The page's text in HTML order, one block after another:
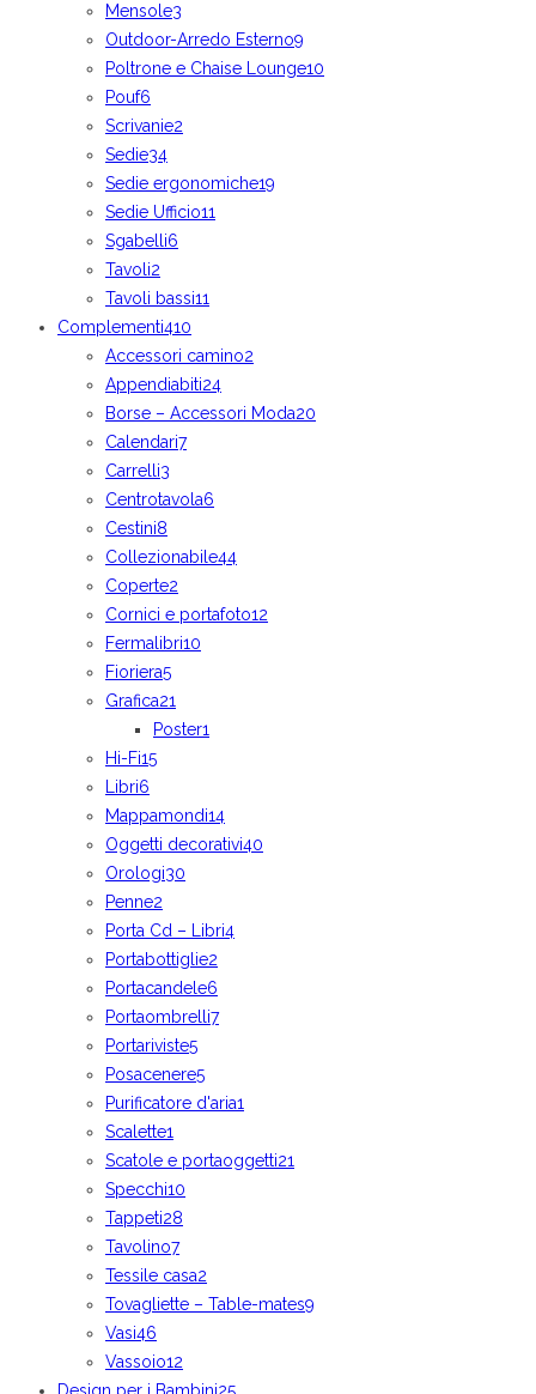
Mensole3
Outdoor-Arredo Esterno9
Poltrone e Chaise Lounge10
Pouf6
Scrivanie2
Sedie34
Sedie ergonomiche19
Sedie Ufficio11
Sgabelli6
Tavoli2
Tavoli bassi11
Complementi410
Accessori camino2
Appendiabiti24
Borse – Accessori Moda20
Calendari7
Carrelli3
Centrotavola6
Cestini8
Collezionabile44
Coperte2
Cornici e portafoto12
Fermalibri10
Fioriera5
Grafica21
Poster1
Hi-Fi15
Libri6
Mappamondi14
Oggetti decorativi40
Orologi30
Penne2
Porta Cd – Libri4
Portabottiglie2
Portacandele6
Portaombrelli7
Portariviste5
Posacenere5
Purificatore d'aria1
Scalette1
Scatole e portaoggetti21
Specchi10
Tappeti28
Tavolino7
Tessile casa2
Tovagliette – Table-mates9
Vasi46
Vassoio12